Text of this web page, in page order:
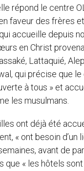
répond le centre
faveur des frères
accueille depuis
en Christ
Lattaquié,
qui précise que
à tous » et
les musulmans.
ont déjà été
« ont besoin d’un
avant de
que « les hôtels